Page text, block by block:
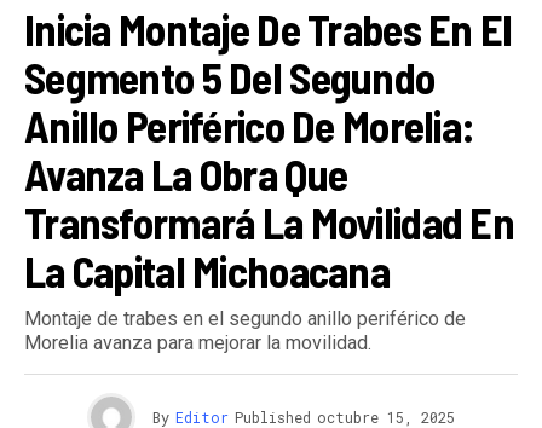
Inicia Montaje De Trabes En El
Segmento 5 Del Segundo
Anillo Periférico De Morelia:
Avanza La Obra Que
Transformará La Movilidad En
La Capital Michoacana
Montaje de trabes en el segundo anillo periférico de
Morelia avanza para mejorar la movilidad.
By Editor Published octubre 15, 2025